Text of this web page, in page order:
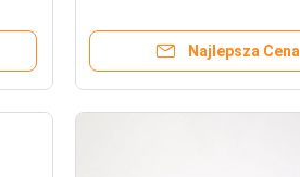
Najlepsza Cena